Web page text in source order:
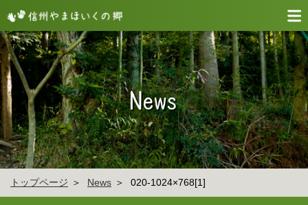
トップページ News 020-1024×768[1]